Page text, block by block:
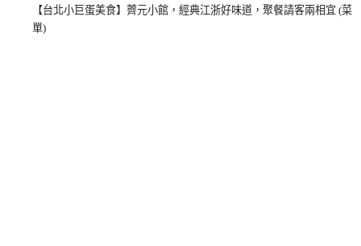
【台北小巨蛋美食】薺元小館，經典江浙好味道，聚餐請客兩相宜 (菜
單)